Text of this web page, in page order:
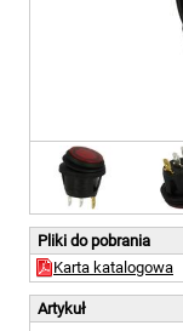
Pliki do pobrania
Karta katalogowa
Artykuł